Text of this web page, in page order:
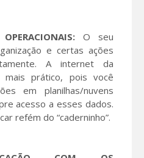
O seu
e certas ações
A internet da
mais prático, pois você
em planilhas/nuvens
acesso a esses dados.
refém do “caderninho”.